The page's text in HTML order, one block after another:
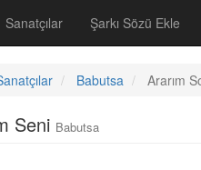
Sanatçılar Şarkı Sözü Ekle
Babutsa Ararım
Seni Babutsa